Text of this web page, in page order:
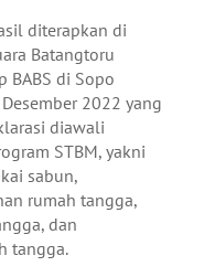
diterapkan di
Batangtoru
BABS di Sopo
2022 yang
diawali
STBM, yakni
sabun,
rumah tangga,
dan
tangga.